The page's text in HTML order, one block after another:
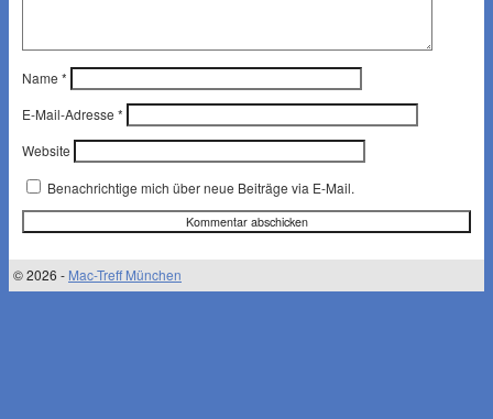
Name *
E-Mail-Adresse *
Website
Benachrichtige mich über neue Beiträge via E-Mail.
© 2026 - Mac-Treff München